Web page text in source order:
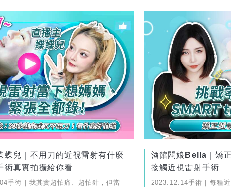
蝶兒｜不用刀的近視雷射有什麼
術真實拍攝給你看
手術｜我其實超怕痛、超怕針，但當
酒館闆娘Bella｜矯
接觸近視雷射手術
2023.12.14手術｜每種